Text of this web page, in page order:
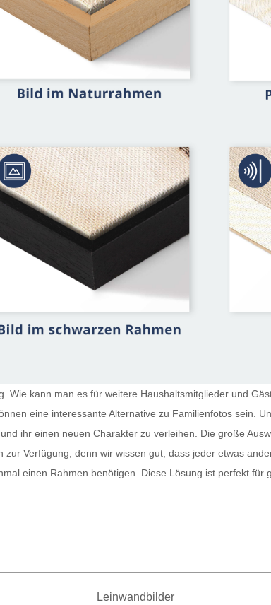
Wie kann man es für weitere Haushaltsmitglieder und
eine interessante Alternative zu Familienfotos sein.
ihr einen neuen Charakter zu verleihen. Die große
Verfügung, denn wir wissen gut, dass jeder etwas
einen Rahmen benötigen. Diese Lösung ist perfekt für
Leinwandbilder